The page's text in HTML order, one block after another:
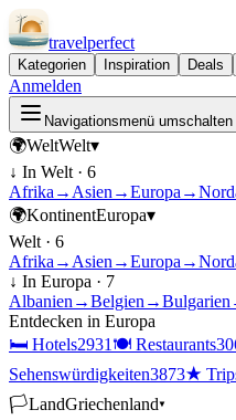
travelperfect
Kategorien Inspiration Deals
Anmelden
Navigationsmenü umschalten
🌍WeltWelt▾
↓ In Welt · 6
Afrika → Asien →Europa →
🌍KontinentEuropa▾
Welt · 6
Afrika → Asien →Europa →
↓ In Europa · 7
Albanien →Belgien →Bulgarien
Entdecken in Europa
🛏 Hotels2931 🍽 Restaurants
Sehenswürdigkeiten3873★
🏳LandGriechenland▾